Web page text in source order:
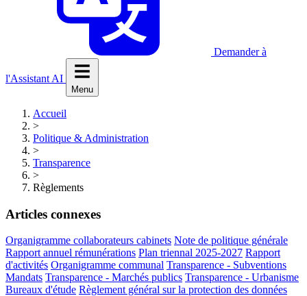
Demander à
l'Assistant AI
Menu
Accueil
>
Politique & Administration
>
Transparence
>
Règlements
Articles connexes
Organigramme collaborateurs cabinets Note de politique générale
Rapport annuel rémunérations Plan triennal 2025-2027 Rapport
d'activités Organigramme communal Transparence - Subventions
Mandats Transparence - Marchés publics Transparence - Urbanisme
Bureaux d'étude Règlement général sur la protection des données